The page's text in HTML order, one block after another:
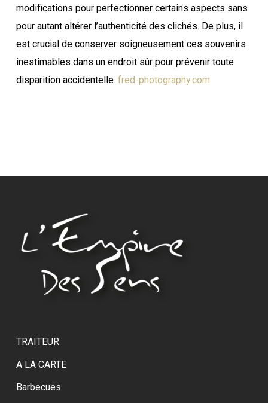
modifications pour perfectionner certains aspects sans
pour autant altérer l’authenticité des clichés. De plus, il
est crucial de conserver soigneusement ces souvenirs
inestimables dans un endroit sûr pour prévenir toute
disparition accidentelle. fred-photography.com
TRAITEUR
A LA CARTE
Barbecues